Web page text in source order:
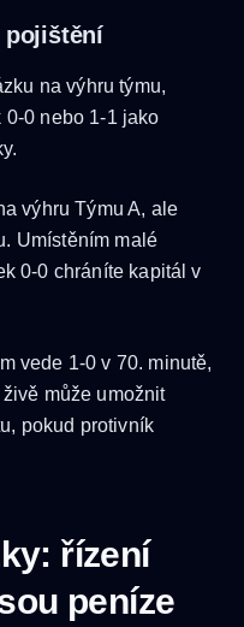
pojištění
na výhru týmu,
0-0 nebo 1-1 jako
výhru Týmu A, ale
Umístěním malé
0-0 chráníte kapitál v
vede 1-0 v 70. minutě,
může umožnit
pokud protivník
řízení
peníze